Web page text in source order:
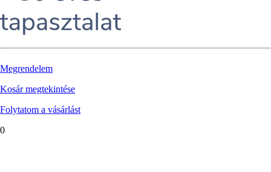
Megrendelem
Kosár megtekintése
Folytatom a vásárlást
0